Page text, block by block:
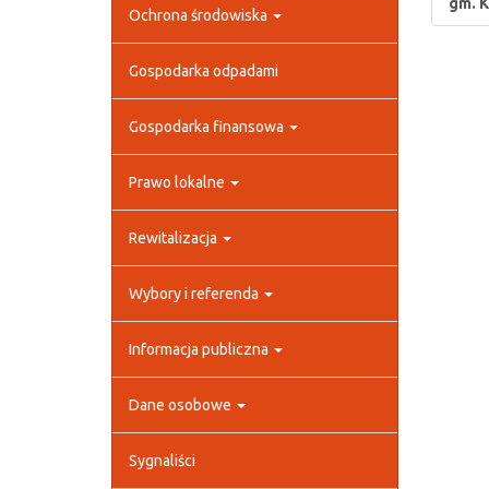
Ochrona środowiska
Gospodarka odpadami
Gospodarka finansowa
Prawo lokalne
Rewitalizacja
Wybory i referenda
Informacja publiczna
Dane osobowe
Sygnaliści